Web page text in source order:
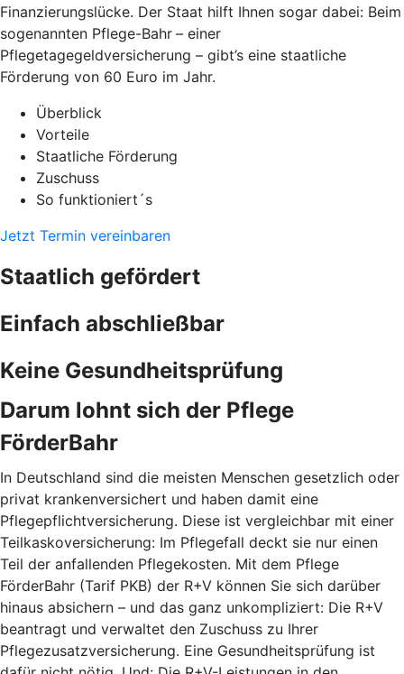
Finanzierungslücke. Der Staat hilft Ihnen sogar dabei: Beim
sogenannten Pflege-Bahr – einer
Pflegetagegeldversicherung – gibt’s eine staatliche
Förderung von 60 Euro im Jahr.
Überblick
Vorteile
Staatliche Förderung
Zuschuss
So funktioniert´s
Jetzt Termin vereinbaren
Staatlich gefördert
Einfach abschließbar
Keine Gesundheitsprüfung
Darum lohnt sich der Pflege
FörderBahr
In Deutschland sind die meisten Menschen gesetzlich oder
privat krankenversichert und haben damit eine
Pflegepflichtversicherung. Diese ist vergleichbar mit einer
Teilkaskoversicherung: Im Pflegefall deckt sie nur einen
Teil der anfallenden Pflegekosten. Mit dem Pflege
FörderBahr (Tarif PKB) der R+V können Sie sich darüber
hinaus absichern – und das ganz unkompliziert: Die R+V
beantragt und verwaltet den Zuschuss zu Ihrer
Pflegezusatzversicherung. Eine Gesundheitsprüfung ist